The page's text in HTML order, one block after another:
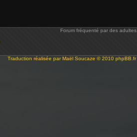
Forum fréquenté par des adultes.
Traduction réalisée parMaël Soucaze © 2010 phpBB.fr